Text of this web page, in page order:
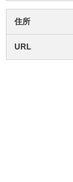
住所
URL